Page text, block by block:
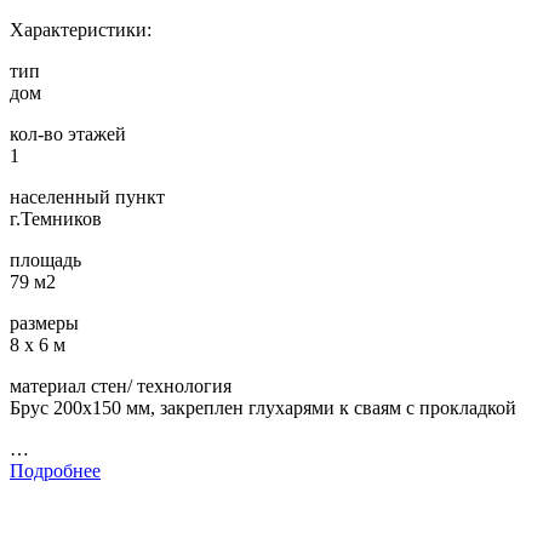
Характеристики:
тип
дом
кол-во этажей
1
населенный пункт
г.Темников
площадь
79 м2
размеры
8 х 6 м
материал стен/ технология
Брус 200х150 мм, закреплен глухарями к сваям с прокладкой
…
Подробнее